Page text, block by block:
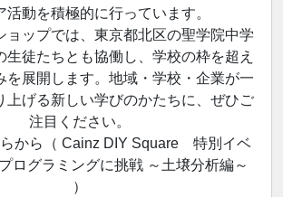
活動を積極的に行っています。
ョップでは、東京都北区の聖学院中学
生徒たちとも協働し、学校の枠を超え
開します。地域・学校・企業が一
上げる新しい学びのかたちに、ぜひご
注目ください。
から（ Cainz DIY Square 特別イベ
ログラミングに挑戦 ～土壌分析編～
）